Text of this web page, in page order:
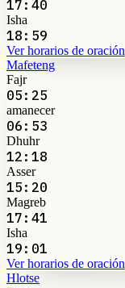
17:40
Isha
18:59
Ver horarios de oración
Mafeteng
Fajr
05:25
amanecer
06:53
Dhuhr
12:18
Asser
15:20
Magreb
17:41
Isha
19:01
Ver horarios de oración
Hlotse